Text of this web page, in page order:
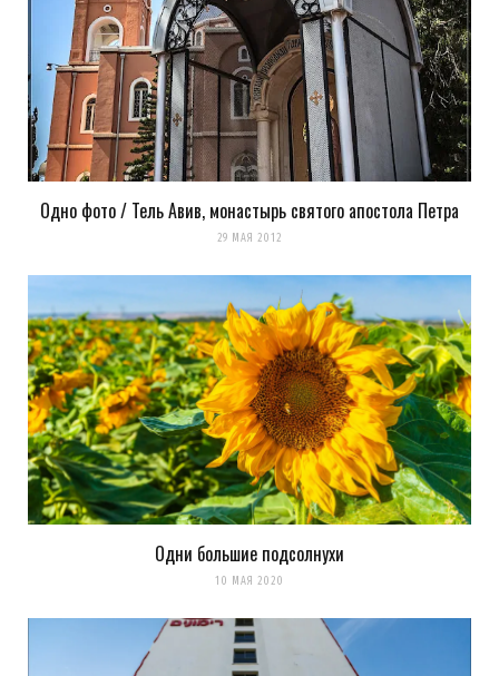
Одно фото / Тель Авив, монастырь святого апостола Петра
29 МАЯ 2012
Одни большие подсолнухи
10 МАЯ 2020